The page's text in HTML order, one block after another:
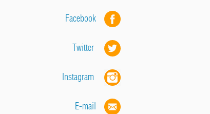
Facebook
Twitter
Instagram
E-mail